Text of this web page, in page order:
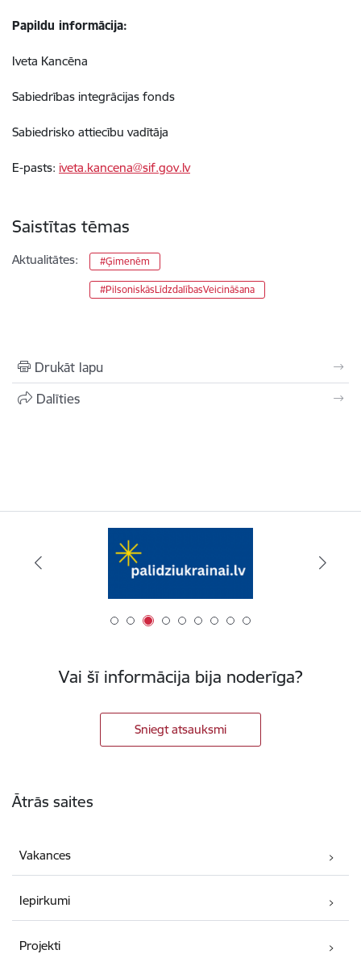
Papildu informācija:
Iveta Kancēna
Sabiedrības integrācijas fonds
Sabiedrisko attiecību vadītāja
E-pasts: iveta.kancena@sif.gov.lv
Saistītas tēmas
Aktualitātes: #Ģimenēm
#PilsoniskāsLīdzdalībasVeicināšana
Drukāt lapu
Dalīties
Vai šī informācija bija noderīga?
Sniegt atsauksmi
Ātrās saites
Vakances
Iepirkumi
Projekti